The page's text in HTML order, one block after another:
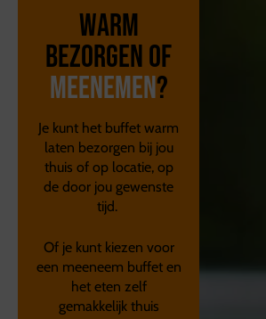
Warm
bezorgen of
meenemen?
Je kunt het buffet warm
laten bezorgen bij jou
thuis of op locatie, op
de door jou gewenste
tijd.
Of je kunt kiezen voor
een meeneem buffet en
het eten zelf
gemakkelijk thuis